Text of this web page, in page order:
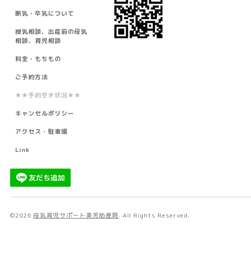
断乳・卒乳について
授乳相談、出産前の母乳
相談、育児相談
料金・もちもの
ご予約方法
★★予約空き状況★★
キャンセルポリシー
アクセス・駐車場
Link
©2026 母乳育児サポート美芳助産院. All Rights Reserved.